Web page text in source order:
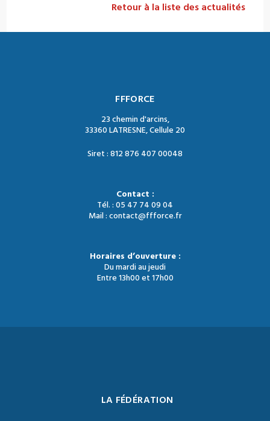
Retour à la liste des actualités
FFFORCE
23 chemin d'arcins,
33360 LATRESNE, Cellule 20
Siret : 812 876 407 00048
Contact :
Tél. : 05 47 74 09 04
Mail : contact@ffforce.fr
Horaires d’ouverture :
Du mardi au jeudi
Entre 13h00 et 17h00
LA FÉDÉRATION